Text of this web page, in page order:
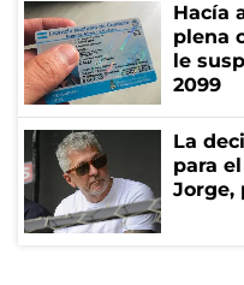
Hacía
plena
le
2099
La
para
Jorge,